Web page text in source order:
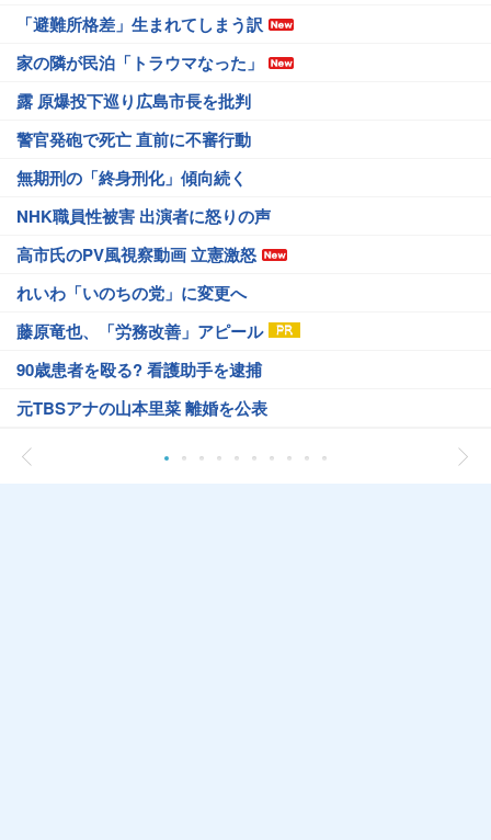
「避難所格差」生まれてしまう訳
家の隣が民泊「トラウマなった」
露 原爆投下巡り広島市長を批判
警官発砲で死亡 直前に不審行動
無期刑の「終身刑化」傾向続く
NHK職員性被害 出演者に怒りの声
高市氏のPV風視察動画 立憲激怒
れいわ「いのちの党」に変更へ
藤原竜也、「労務改善」アピール
90歳患者を殴る? 看護助手を逮捕
元TBSアナの山本里菜 離婚を公表